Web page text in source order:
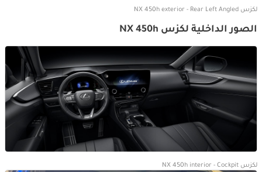
لكزس NX 450h exterior - Rear Left Angled
الصور الداخلية لكزس NX 450h
لكزس NX 450h interior - Cockpit